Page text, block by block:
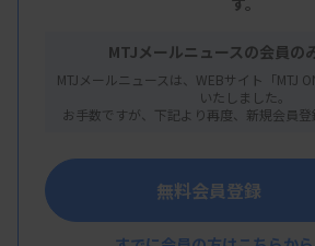
日本臨床一般検査学会はこのほ
MTJメールニュースの会員の
MTJメールニュースは、WEBサイト「MTJ
いたしました。
お手数ですが、下記より再度、新規会員登
無料会員登録